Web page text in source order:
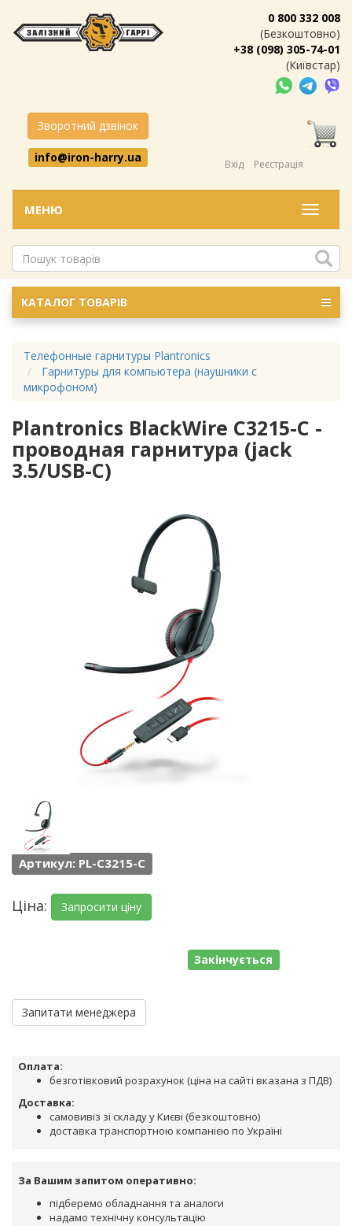
0 800 332 008
(Безкоштовно)
+38 (098) 305-74-01
(Київстар)
Зворотний дзвінок
info@iron-harry.ua
Вхід Реєстрація
Меню
МЕНЮ
КАТАЛОГ ТОВАРІВ
Телефонные гарнитуры Plantronics
Гарнитуры для компьютера (наушники с
микрофоном)
Plantronics BlackWire C3215-C -
проводная гарнитура (jack
3.5/USB-C)
Артикул: PL-C3215-C
Ціна: Запросити ціну
Закінчується
Запитати менеджера
Оплата:
безготівковий розрахунок (ціна на сайті вказана з ПДВ)
Доставка:
самовивіз зі складу у Києві (безкоштовно)
доставка транспортною компанією по Україні
За Вашим запитом оперативно:
підберемо обладнання та аналоги
надамо технічну консультацію